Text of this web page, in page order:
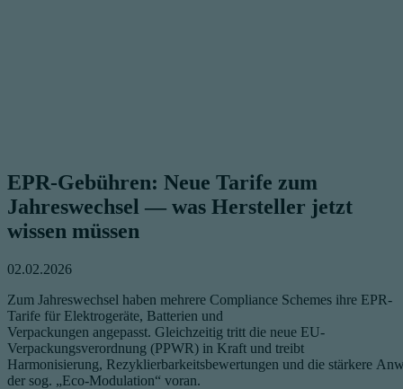
EPR-Gebühren: Neue Tarife zum
Jahreswechsel — was Hersteller jetzt
wissen müssen
02.02.2026
Zum Jahreswechsel haben mehrere Compliance Schemes ihre EPR-
Tarife für Elektrogeräte, Batterien und
Verpackungen angepasst. Gleichzeitig tritt die neue EU-
Verpackungsverordnung (PPWR) in Kraft und treibt
Harmonisierung, Rezyklierbarkeitsbewertungen und die stärkere
der sog. „Eco-Modulation“ voran.